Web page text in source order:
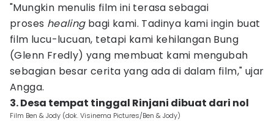
"Mungkin menulis film ini terasa sebagai
proses healing bagi kami. Tadinya kami ingin buat
film lucu-lucuan, tetapi kami kehilangan Bung
(Glenn Fredly) yang membuat kami mengubah
sebagian besar cerita yang ada di dalam film," ujar
Angga.
3. Desa tempat tinggal Rinjani dibuat dari nol
Film Ben & Jody (dok. Visinema Pictures/Ben & Jody)